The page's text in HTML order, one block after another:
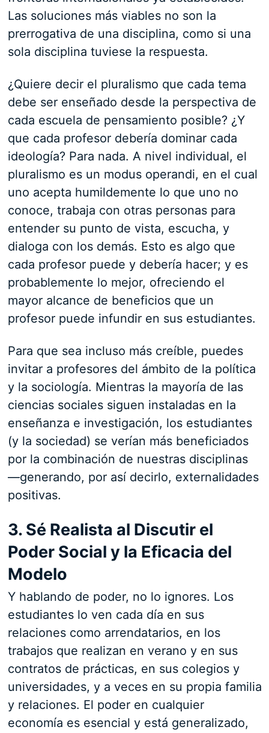
Las soluciones más viables no son la
prerrogativa de una disciplina, como si una
sola disciplina tuviese la respuesta.
¿Quiere decir el pluralismo que cada tema
debe ser enseñado desde la perspectiva de
cada escuela de pensamiento posible? ¿Y
que cada profesor debería dominar cada
ideología? Para nada. A nivel individual, el
pluralismo es un modus operandi, en el cual
uno acepta humildemente lo que uno no
conoce, trabaja con otras personas para
entender su punto de vista, escucha, y
dialoga con los demás. Esto es algo que
cada profesor puede y debería hacer; y es
probablemente lo mejor, ofreciendo el
mayor alcance de beneficios que un
profesor puede infundir en sus estudiantes.
Para que sea incluso más creíble, puedes
invitar a profesores del ámbito de la política
y la sociología. Mientras la mayoría de las
ciencias sociales siguen instaladas en la
enseñanza e investigación, los estudiantes
(y la sociedad) se verían más beneficiados
por la combinación de nuestras disciplinas
—generando, por así decirlo, externalidades
positivas.
3. Sé Realista al Discutir el
Poder Social y la Eficacia del
Modelo
Y hablando de poder, no lo ignores. Los
estudiantes lo ven cada día en sus
relaciones como arrendatarios, en los
trabajos que realizan en verano y en sus
contratos de prácticas, en sus colegios y
universidades, y a veces en su propia familia
y relaciones. El poder en cualquier
economía es esencial y está generalizado,